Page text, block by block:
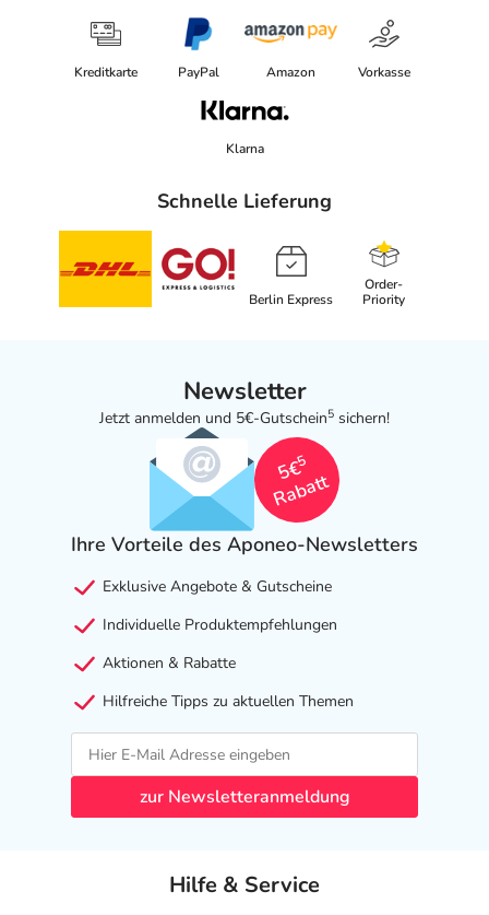
Kreditkarte PayPal Amazon Vorkasse
Klarna
Schnelle Lieferung
Berlin Express
Order-
Priority
Newsletter
Jetzt anmelden und 5€-Gutschein5 sichern!
5€
5
Rabatt
Ihre Vorteile des Aponeo-Newsletters
Exklusive Angebote & Gutscheine
Individuelle Produktempfehlungen
Aktionen & Rabatte
Hilfreiche Tipps zu aktuellen Themen
zur Newsletteranmeldung
Hilfe & Service